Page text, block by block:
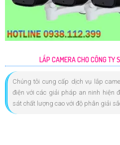
LẮP CAMERA CHO CÔNG TY
Chúng tôi cung cấp dịch vụ lắp
điện với các giải pháp an ninh hiện
sát chất lượng cao với độ phân giải